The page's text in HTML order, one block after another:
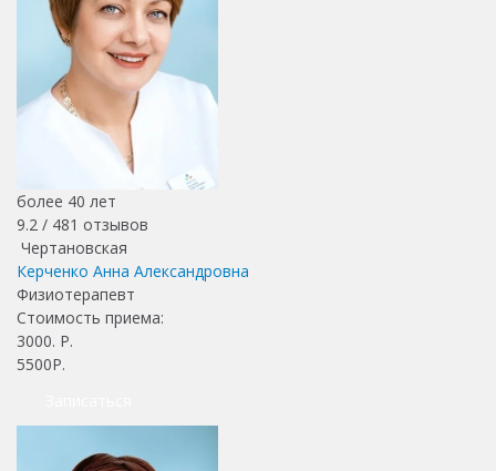
более 40 лет
9.2 / 481 отзывов
Чертановская
Керченко Анна Александровна
Физиотерапевт
Стоимость приема:
3000. Р.
5500Р.